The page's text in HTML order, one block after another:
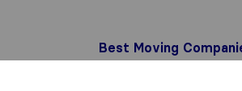
Best Moving